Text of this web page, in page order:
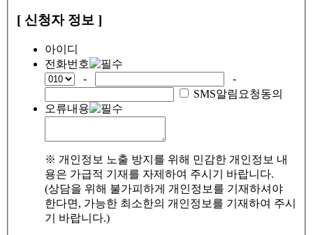
[ 신청자 정보 ]
아이디
전화번호
-
-
SMS알림요청동의
오류내용
※ 개인정보 노출 방지를 위해 민감한 개인정보 내
용은 가급적 기재를 자제하여 주시기 바랍니다.
(상담을 위해 불가피하게 개인정보를 기재하셔야
한다면, 가능한 최소한의 개인정보를 기재하여 주시
기 바랍니다.)